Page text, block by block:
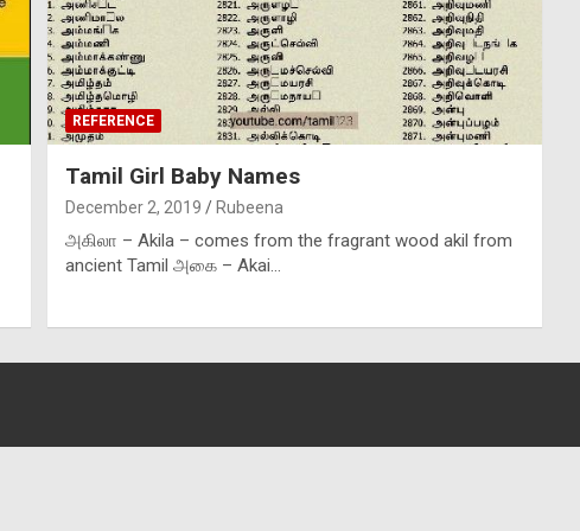
REFERENCE
Tamil Girl Baby Names
December 2, 2019 Rubeena
அகிலா – Akila – comes from the fragrant wood akil from
ancient Tamil அகை – Akai…